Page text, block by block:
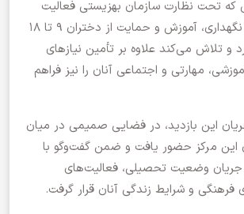
که تحت نظارت سازمان بهزیستی فعالیت
می‌کند، مسئولیت نگهداری، آموزش و حمایت از دختران ۹ تا ۱۸
و تلاش می‌کند علاوه بر تأمین نیازهای
مهارتی و اجتماعی آنان را نیز فراهم
این بازدید، در فضایی صمیمی در میان
این مرکز حضور یافت و ضمن گفت‌وگو با
جریان وضعیت تحصیلی، فعالیت‌های
فرهنگی و شرایط زندگی آنان قرار گرفت.